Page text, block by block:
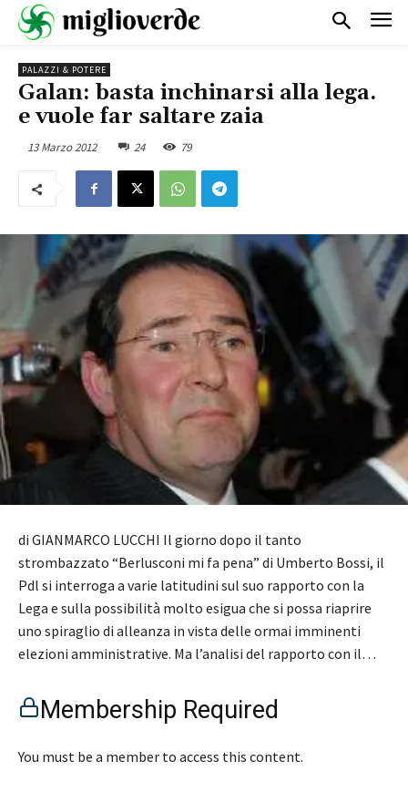
PALAZZI & POTERE
Galan: basta inchinarsi alla lega.
e vuole far saltare zaia
13 Marzo 2012 24 79
di GIANMARCO LUCCHI Il giorno dopo il tanto
strombazzato “Berlusconi mi fa pena” di Umberto Bossi, il
Pdl si interroga a varie latitudini sul suo rapporto con la
Lega e sulla possibilità molto esigua che si possa riaprire
uno spiraglio di alleanza in vista delle ormai imminenti
elezioni amministrative. Ma l’analisi del rapporto con il…
Membership Required
You must be a member to access this content.